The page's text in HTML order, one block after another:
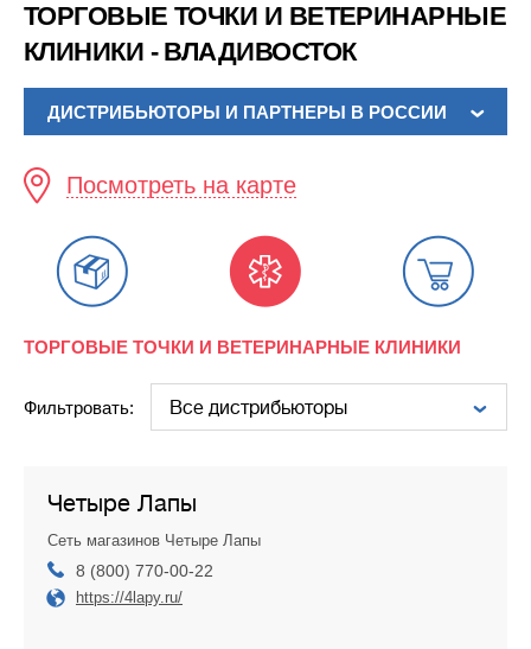
ТОРГОВЫЕ ТОЧКИ И ВЕТЕРИНАРНЫЕ
КЛИНИКИ - ВЛАДИВОСТОК
ДИСТРИБЬЮТОРЫ И ПАРТНЕРЫ В РОССИИ
Посмотреть на карте
ТОРГОВЫЕ ТОЧКИ И ВЕТЕРИНАРНЫЕ КЛИНИКИ
Фильтровать:
Четыре Лапы
Сеть магазинов Четыре Лапы
8 (800) 770-00-22
https://4lapy.ru/